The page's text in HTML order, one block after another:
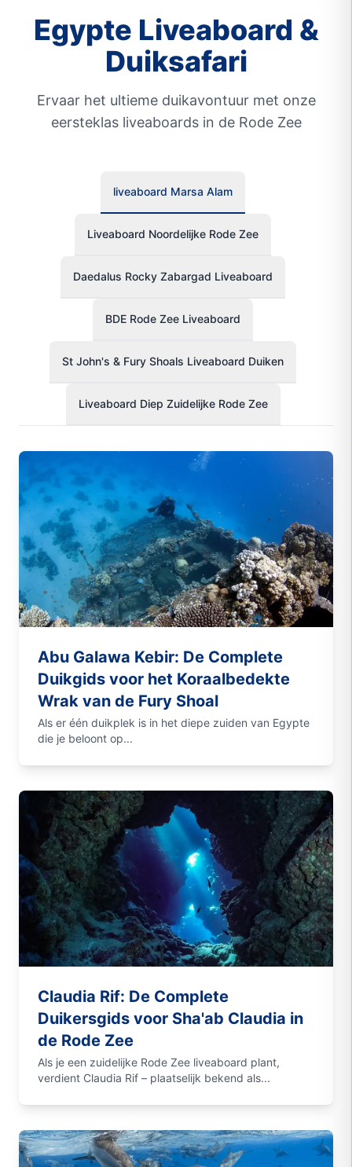
Egypte Liveaboard &
Duiksafari
Ervaar het ultieme duikavontuur met onze
eersteklas liveaboards in de Rode Zee
liveaboard Marsa Alam
Liveaboard Noordelijke Rode Zee
Daedalus Rocky Zabargad Liveaboard
BDE Rode Zee Liveaboard
St John's & Fury Shoals Liveaboard Duiken
Liveaboard Diep Zuidelijke Rode Zee
Abu Galawa Kebir: De Complete
Duikgids voor het Koraalbedekte
Wrak van de Fury Shoal
Als er één duikplek is in het diepe zuiden van Egypte
die je beloont op...
Claudia Rif: De Complete
Duikersgids voor Sha'ab Claudia in
de Rode Zee
Als je een zuidelijke Rode Zee liveaboard plant,
verdient Claudia Rif – plaatselijk bekend als...